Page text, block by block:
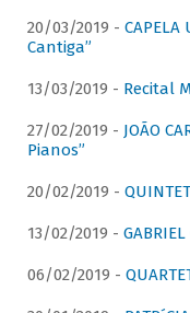
20/03/2019 -
Cantiga”
13/03/2019 - Recital
27/02/2019 - JOÃO
Pianos”
20/02/2019 -
13/02/2019 -
06/02/2019 -